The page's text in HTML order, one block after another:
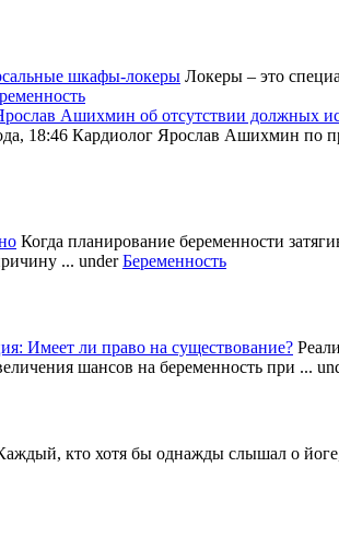
шкафы-локеры Локеры – это
18:46 Кардиолог Ярослав Ашихмин по
Когда планирование беременности
... underБеременность
Имеет ли право на существование?
шансов на беременность при ...
кто хотя бы однажды слышал о йоге,